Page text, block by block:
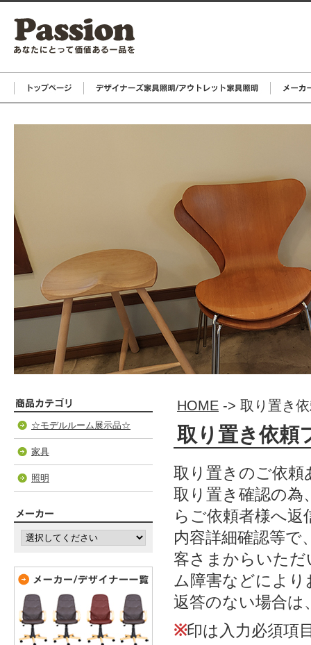
☆モデルルーム展示品☆
家具
照明
HOME -> 取り置き
取り置き依頼
取り置きのご依
取り置き確認の為
らご依頼者様へ
内容詳細確認等
客さまからいた
ム障害などによ
返答のない場合は
※印は入力必須項